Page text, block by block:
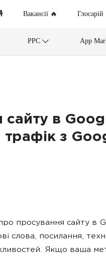
Вакансії 🔥 Глосарій
PPC App
сайту в
трафік з
просування сайту в
слова, посилання,
Якщо ваша